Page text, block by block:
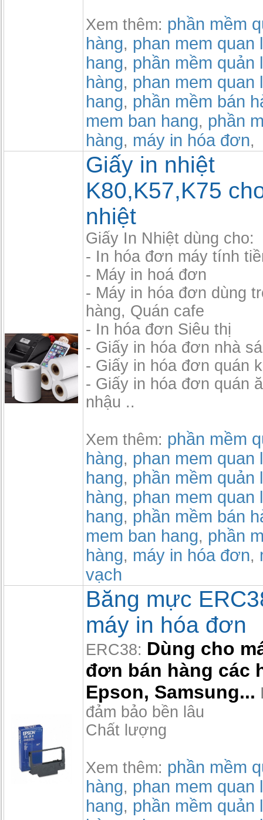
Xem thêm: phần mềm
hàng, phan mem quan
hang, phần mềm quản
hàng, phan mem quan
hang, phần mềm bán
mem ban hang, phần
hàng, máy in hóa đơn,
Giấy in nhiệt
K80,K57,K75
nhiệt
Giấy In Nhiệt dùng cho:
- In hóa đơn máy tính
- Máy in hoá đơn
- Máy in hóa đơn dùng
hàng, Quán cafe
- In hóa đơn Siêu thị
- Giấy in hóa đơn nhà
- Giấy in hóa đơn quán
- Giấy in hóa đơn quán
nhậu ..
Xem thêm: phần mềm
hàng, phan mem quan
hang, phần mềm quản
hàng, phan mem quan
hang, phần mềm bán
mem ban hang, phần
hàng, máy in hóa đơn,
vạch
Băng mực
máy in hóa đơn
ERC38: Dùng cho
đơn bán hàng các
Epson, Samsung...
đảm bảo bền lâu
Chất lượng
Xem thêm: phần mềm
hàng, phan mem quan
hang, phần mềm quản